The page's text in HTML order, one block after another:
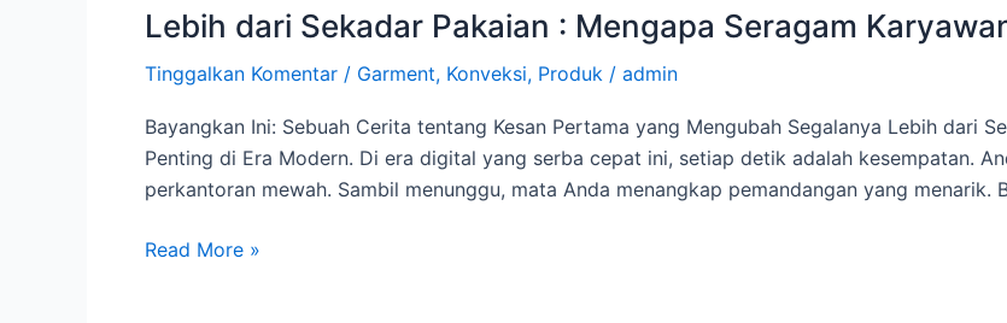
Lebih dari Sekadar Pakaian : Mengapa Seragam
Tinggalkan Komentar / Garment, Konveksi, Produk / admin
Bayangkan Ini: Sebuah Cerita tentang Kesan Pertama yang Mengubah Segalanya Lebih dari
Penting di Era Modern. Di era digital yang serba cepat ini, setiap detik adalah kesempatan.
perkantoran mewah. Sambil menunggu, mata Anda menangkap pemandangan yang menarik.
Sekadar
Mengapa
Seragam
Karyawan
di
Read More »